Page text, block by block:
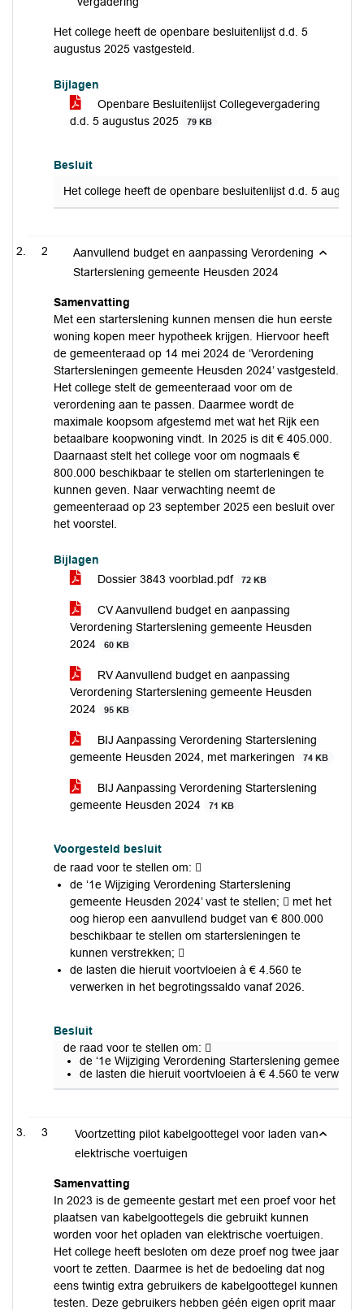
Het college heeft de openbare besluitenlijst d.d. 5
augustus 2025 vastgesteld.
Bijlagen
Openbare Besluitenlijst Collegevergadering
d.d. 5 augustus 2025
79 KB
Besluit
Het college heeft de openbare besluitenlijst d.d. 5
2
Aanvullend budget en aanpassing Verordening
Starterslening gemeente Heusden 2024
Samenvatting
Met een starterslening kunnen mensen die hun eerste
woning kopen meer hypotheek krijgen. Hiervoor heeft
de gemeenteraad op 14 mei 2024 de ‘Verordening
Startersleningen gemeente Heusden 2024’ vastgesteld.
Het college stelt de gemeenteraad voor om de
verordening aan te passen. Daarmee wordt de
maximale koopsom afgestemd met wat het Rijk een
betaalbare koopwoning vindt. In 2025 is dit € 405.000.
Daarnaast stelt het college voor om nogmaals €
800.000 beschikbaar te stellen om starterleningen te
kunnen geven. Naar verwachting neemt de
gemeenteraad op 23 september 2025 een besluit over
het voorstel.
Bijlagen
Dossier 3843 voorblad.pdf
72 KB
CV Aanvullend budget en aanpassing
Verordening Starterslening gemeente Heusden
2024
60 KB
RV Aanvullend budget en aanpassing
Verordening Starterslening gemeente Heusden
2024
95 KB
BIJ Aanpassing Verordening Starterslening
gemeente Heusden 2024, met markeringen
74 KB
BIJ Aanpassing Verordening Starterslening
gemeente Heusden 2024
71 KB
Voorgesteld besluit
de raad voor te stellen om: 
de ‘1e Wijziging Verordening Starterslening
gemeente Heusden 2024’ vast te stellen;  met het
oog hierop een aanvullend budget van € 800.000
beschikbaar te stellen om startersleningen te
kunnen verstrekken; 
de lasten die hieruit voortvloeien à € 4.560 te
verwerken in het begrotingssaldo vanaf 2026.
Besluit
de raad voor te stellen om: 
de ‘1e Wijziging Verordening Starterslening
de lasten die hieruit voortvloeien à € 4.560 te
3
Voortzetting pilot kabelgoottegel voor laden van
elektrische voertuigen
Samenvatting
In 2023 is de gemeente gestart met een proef voor het
plaatsen van kabelgoottegels die gebruikt kunnen
worden voor het opladen van elektrische voertuigen.
Het college heeft besloten om deze proef nog twee jaar
voort te zetten. Daarmee is het de bedoeling dat nog
eens twintig extra gebruikers de kabelgoottegel kunnen
testen. Deze gebruikers hebben géén eigen oprit maar